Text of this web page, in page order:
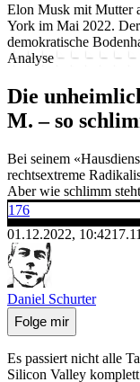
Elon Musk mit Mutter
York im Mai 2022. Der
demokratische
Analyse
Die
M. – so
Bei seinem
rechtsextreme
Aber wie schlimm
176
01.12.2022, 10:42
Daniel Schurter
Folge mir
Es passiert nicht alle
Silicon Valley